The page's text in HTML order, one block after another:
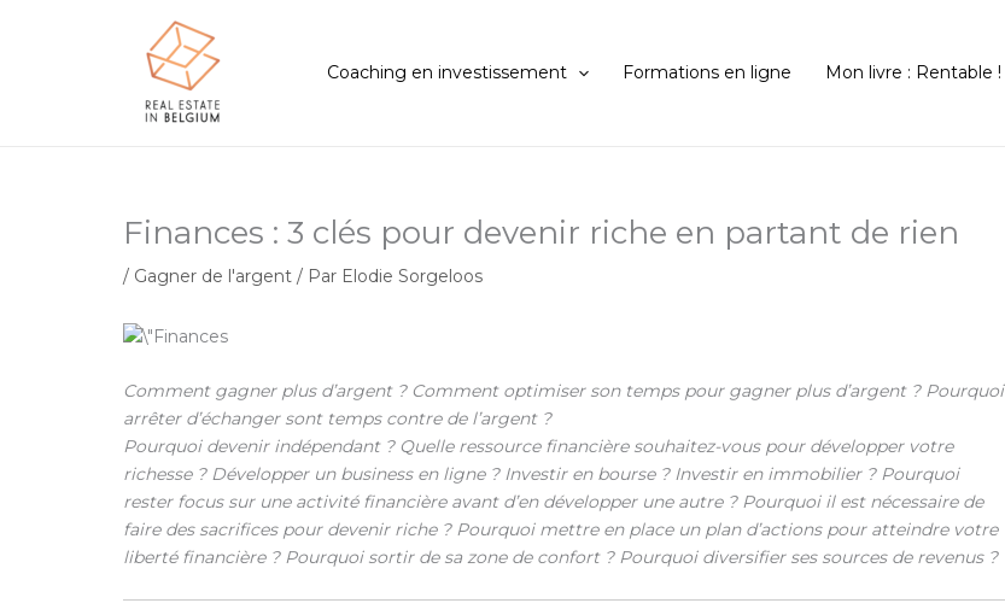
Coaching en investissement Formations en ligne Mon livre : Rentable !
Finances : 3 clés pour devenir riche en partant de rien
/ Gagner de l'argent / Par Elodie Sorgeloos
Comment gagner plus d’argent ? Comment optimiser son temps pour gagner plus d’argent ? Pourquoi
arrêter d’échanger sont temps contre de l’argent ?
Pourquoi devenir indépendant ? Quelle ressource financière souhaitez-vous pour développer votre
richesse ? Développer un business en ligne ? Investir en bourse ? Investir en immobilier ? Pourquoi
rester focus sur une activité financière avant d’en développer une autre ? Pourquoi il est nécessaire de
faire des sacrifices pour devenir riche ? Pourquoi mettre en place un plan d’actions pour atteindre votre
liberté financière ? Pourquoi sortir de sa zone de confort ? Pourquoi diversifier ses sources de revenus ?